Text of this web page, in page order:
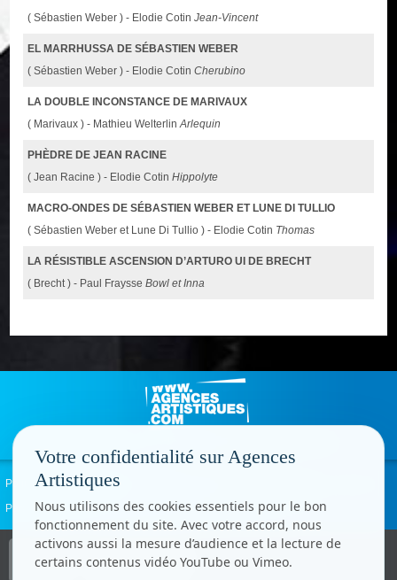
( Sébastien Weber ) - Elodie CotinJean-Vincent
EL MARRHUSSA DE SÉBASTIEN WEBER
( Sébastien Weber ) - Elodie CotinCherubino
LA DOUBLE INCONSTANCE DE MARIVAUX
( Marivaux ) - Mathieu WelterlinArlequin
PHÈDRE DE JEAN RACINE
( Jean Racine ) - Elodie CotinHippolyte
MACRO-ONDES DE SÉBASTIEN WEBER ET LUNE DI TULLIO
( Sébastien Weber et Lune Di Tullio ) - Elodie Cotin Thomas
LA RÉSISTIBLE ASCENSION D’ARTURO UI DE BRECHT
( Brecht ) - Paul FraysseBowl et Inna
Politique de confidentialité
Paramètres cookies
Copyright © CC.Comunication
Tous droits réservés
Votre confidentialité sur Agences
Artistiques
Nous utilisons des cookies essentiels pour le bon
fonctionnement du site. Avec votre accord, nous
activons aussi la mesure d’audience et la lecture de
certains contenus vidéo YouTube ou Vimeo.